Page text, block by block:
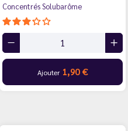
Concentrés Solubarôme
Ajouter 1,90 €